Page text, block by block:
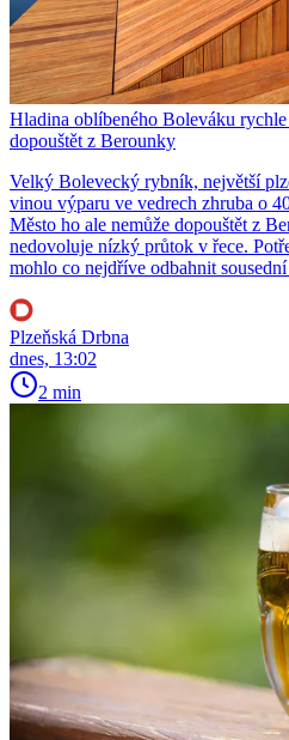
Hladina oblíbeného Boleváku
dopouštět z Berounky
Velký Bolevecký rybník, největší
vinou výparu ve vedrech zhruba o
Město ho ale nemůže dopouštět z
nedovoluje nízký průtok v řece.
mohlo co nejdříve odbahnit
Plzeňská Drbna
dnes, 13:02
2 min